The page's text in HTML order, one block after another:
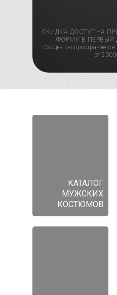
СКИДКА ДОСТУПНА
ФОРМУ В ПЕРВЫЙ
Скидка
от
КАТАЛОГ
МУЖСКИХ
КОСТЮМОВ